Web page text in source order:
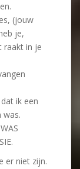
(jouw
je,
raakt in je
ik een
was.
er niet zijn.